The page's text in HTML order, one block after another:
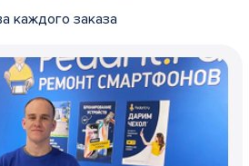
каждого заказа